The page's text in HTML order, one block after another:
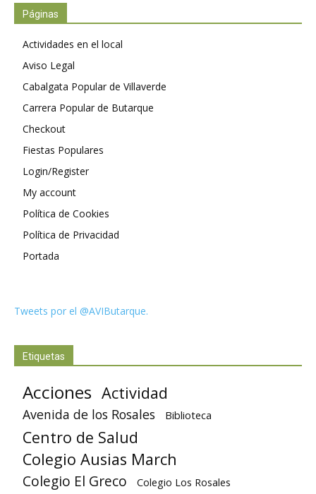
Páginas
Actividades en el local
Aviso Legal
Cabalgata Popular de Villaverde
Carrera Popular de Butarque
Checkout
Fiestas Populares
Login/Register
My account
Política de Cookies
Política de Privacidad
Portada
Tweets por el @AVIButarque.
Etiquetas
Acciones Actividad
Avenida de los Rosales Biblioteca
Centro de Salud
Colegio Ausias March
Colegio El Greco Colegio Los Rosales